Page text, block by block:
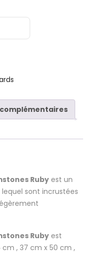
Standard -
Ruby est un
sont incrustées
Ruby est
, 37 cm x 50 cm ,